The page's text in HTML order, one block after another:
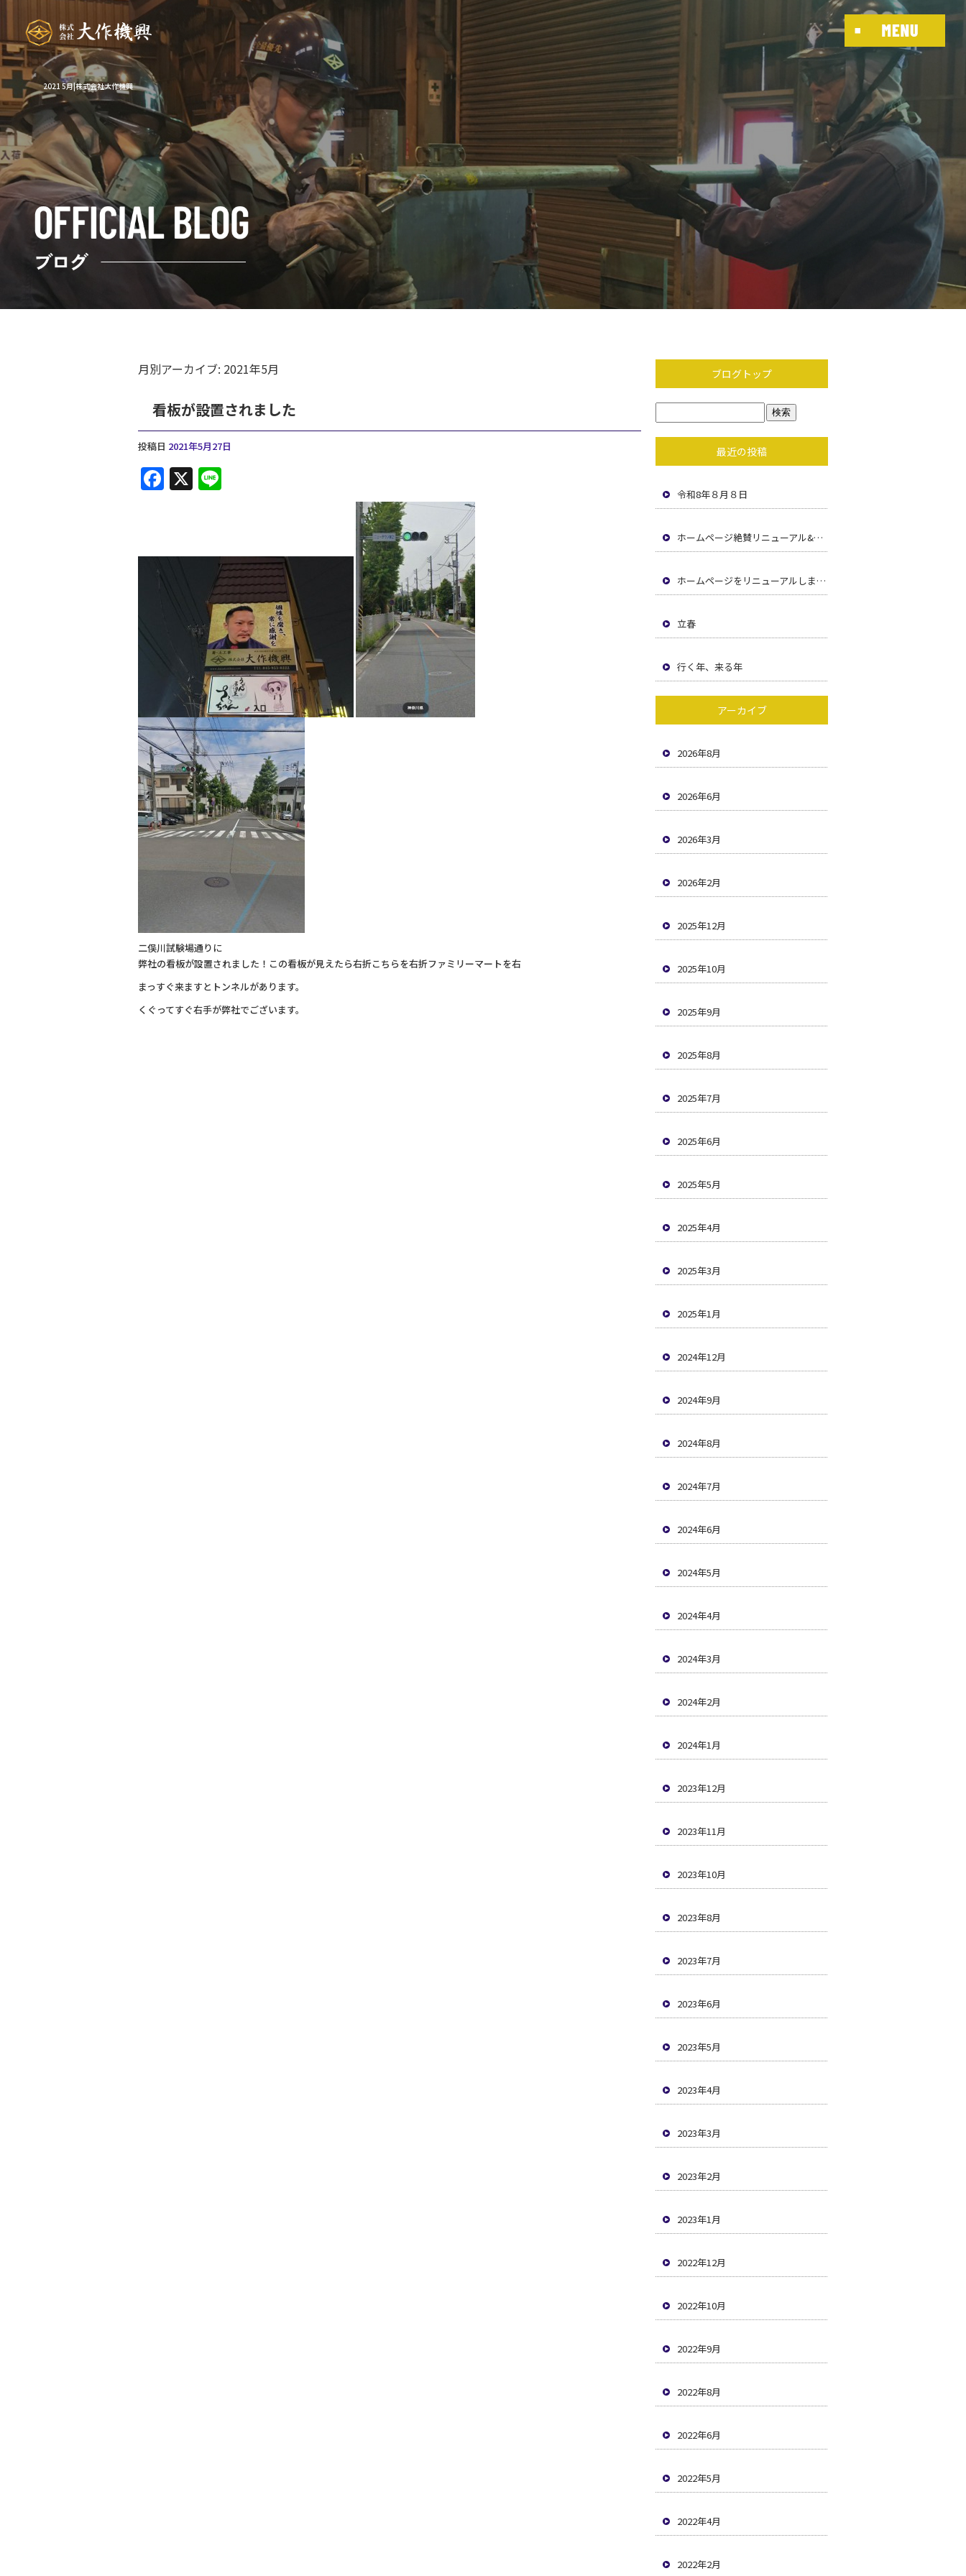
2021 5月|株式会社大作機興
月別アーカイブ: 2021年5月
看板が設置されました
投稿日 2021年5月27日
F
a
e
X
二俣川試験場通りに
弊社の看板が設置されました！この看板が見えたら右折こちらを右折ファミリーマートを右
まっすぐ来ますとトンネルがあります。
くぐってすぐ右手が弊社でございます。
ブログトップ
最近の投稿
令和8年８月８日
ホームページ絶賛リニューアル&求職者ページコンテンツ 追加中！乞うご期待！！！
ホームページをリニューアルしました！
立春
行く年、来る年
アーカイブ
2026年8月
2026年6月
2026年3月
2026年2月
2025年12月
2025年10月
2025年9月
2025年8月
2025年7月
2025年6月
2025年5月
2025年4月
2025年3月
2025年1月
2024年12月
2024年9月
2024年8月
2024年7月
2024年6月
2024年5月
2024年4月
2024年3月
2024年2月
2024年1月
2023年12月
2023年11月
2023年10月
2023年8月
2023年7月
2023年6月
2023年5月
2023年4月
2023年3月
2023年2月
2023年1月
2022年12月
2022年10月
2022年9月
2022年8月
2022年6月
2022年5月
2022年4月
2022年2月